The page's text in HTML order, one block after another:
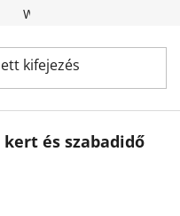
Webáruház értékelése
és szabadidő